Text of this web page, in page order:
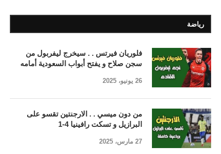
رياضة
فلوريان فيرتس . . سيخرج ليفربول من
سجن صلاح و يفتح أبواب السعودية أمامه
26 يونيو، 2025
من دون ميسي . . الارجنتين تقسو على
البرازيل و تسكت رافينيا 4-1
27 مارس، 2025